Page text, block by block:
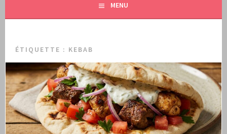
MENU
ÉTIQUETTE : KEBAB